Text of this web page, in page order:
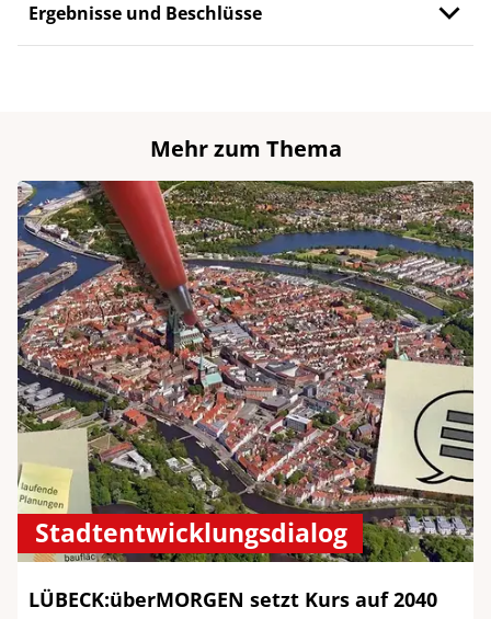
Ergebnisse und Beschlüsse
Mehr zum Thema
Stadtentwicklungsdialog
LÜBECK:überMORGEN setzt Kurs auf 2040